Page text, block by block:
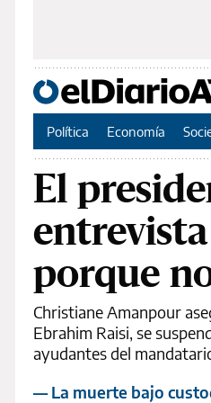
Política Economía
El
porque
Christiane Amanpour
Ebrahim Raisi, se
ayudantes del
— La muerte bajo